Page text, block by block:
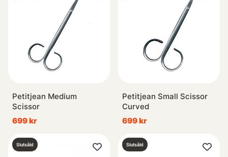
Petitjean Medium
Scissor
699 kr
Petitjean Small Scissor
Curved
699 kr
Slutsåld Slutsåld